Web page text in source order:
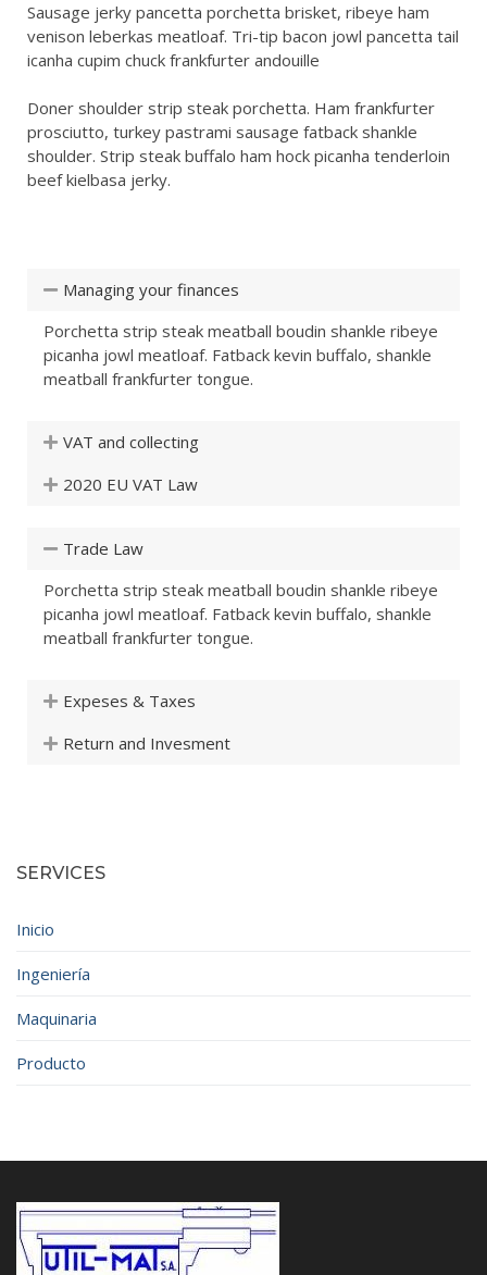
Sausage jerky pancetta porchetta brisket, ribeye ham
venison leberkas meatloaf. Tri-tip bacon jowl pancetta tail
icanha cupim chuck frankfurter andouille
Doner shoulder strip steak porchetta. Ham frankfurter
prosciutto, turkey pastrami sausage fatback shankle
shoulder. Strip steak buffalo ham hock picanha tenderloin
beef kielbasa jerky.
Managing your finances
Porchetta strip steak meatball boudin shankle ribeye
picanha jowl meatloaf. Fatback kevin buffalo, shankle
meatball frankfurter tongue.
VAT and collecting
2020 EU VAT Law
Trade Law
Porchetta strip steak meatball boudin shankle ribeye
picanha jowl meatloaf. Fatback kevin buffalo, shankle
meatball frankfurter tongue.
Expeses & Taxes
Return and Invesment
SERVICES
Inicio
Ingeniería
Maquinaria
Producto